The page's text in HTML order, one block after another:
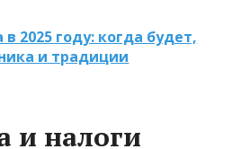
2025 году: когда будет,
и традиции
и налоги